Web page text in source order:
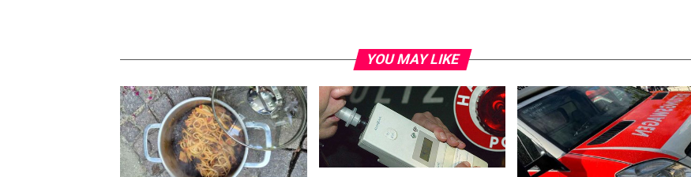
Feuerwehr: Spaghetti-Rettung und
Betrunkener Senior fällt von Fahrrad
Vorfahrt missachtet: Zwei Verletzte